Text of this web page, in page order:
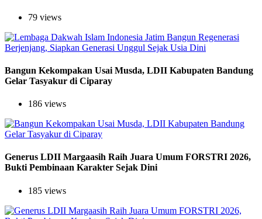
79 views
Bangun Kekompakan Usai Musda, LDII Kabupaten Bandung
Gelar Tasyakur di Ciparay
186 views
Generus LDII Margaasih Raih Juara Umum FORSTRI 2026,
Bukti Pembinaan Karakter Sejak Dini
185 views